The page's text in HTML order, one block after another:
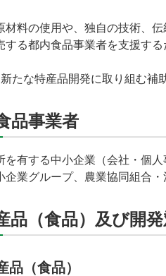
材料の使用や、独自の技術、
する都内食品事業者を支援す
たな特産品開発に取り組む補
品事業者
を有する中小企業（会社・個
企業グループ、農業協同組合
（食品）及び開発
品（食品）